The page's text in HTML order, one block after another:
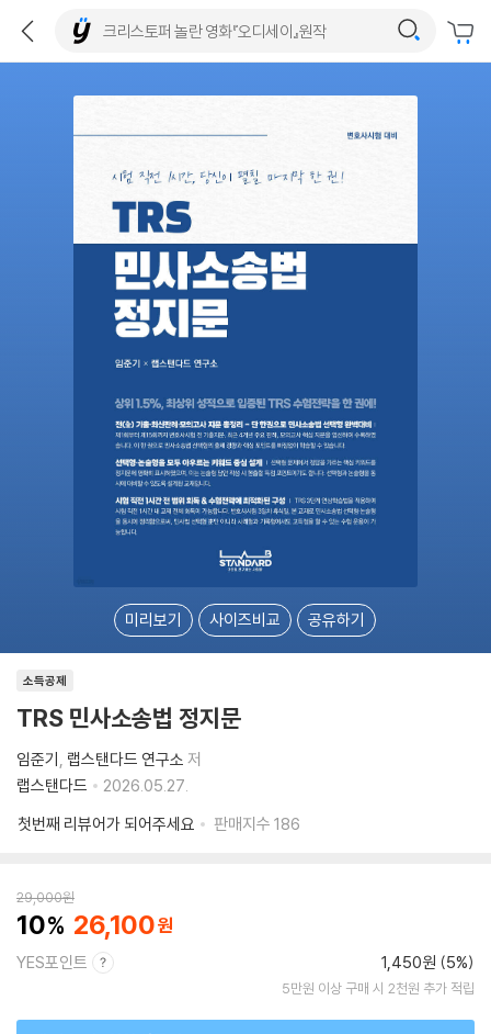
미리보기 사이즈비교 공유하기
소득공제
TRS 민사소송법 정지문
임준기 랩스탠다드 연구소 저
랩스탠다드
2026.05.27.
첫번째 리뷰어가 되어주세요
판매지수 186
29,000원
10 26,100
YES포인트 1,450원 (5%)
5만원 이상 구매 시 2천원 추가 적립